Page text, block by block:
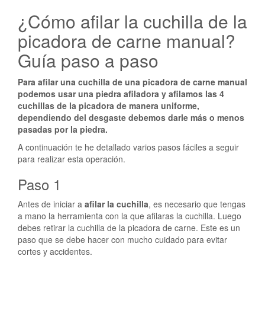
¿Cómo afilar la cuchilla de la
picadora de carne manual?
Guía paso a paso
Para afilar una cuchilla de una picadora de carne manual
podemos usar una piedra afiladora y afilamos las 4
cuchillas de la picadora de manera uniforme,
dependiendo del desgaste debemos darle más o menos
pasadas por la piedra.
A continuación te he detallado varios pasos fáciles a seguir
para realizar esta operación.
Paso 1
Antes de iniciar a afilar la cuchilla, es necesario que tengas
a mano la herramienta con la que afilaras la cuchilla. Luego
debes retirar la cuchilla de la picadora de carne. Este es un
paso que se debe hacer con mucho cuidado para evitar
cortes y accidentes.